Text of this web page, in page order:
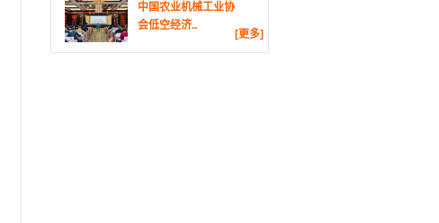
[更多]
中国农业机械工业协
会低空经济..